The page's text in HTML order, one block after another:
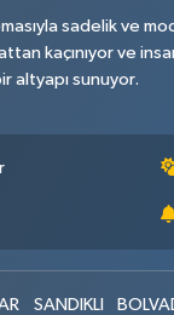
sadelik ve
kaçınıyor ve
altyapı sunuyor.
SANDIKLI